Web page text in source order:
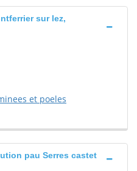
sur lez,
et poeles
pau Serres castet